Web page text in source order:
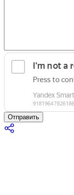
Отправить